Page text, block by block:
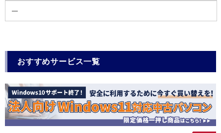
―
おすすめサービス一覧